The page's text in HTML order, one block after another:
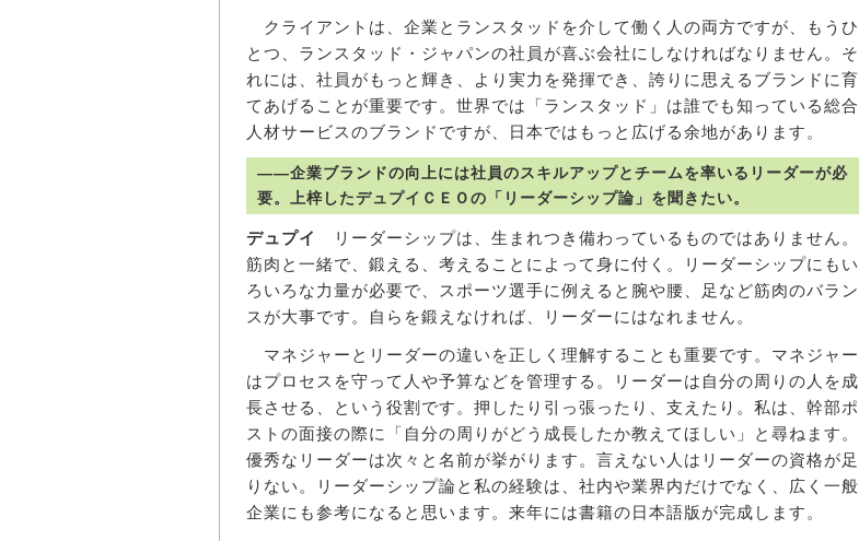
クライアントは、企業とランスタッドを介して働く人の両方ですが、もうひ
とつ、ランスタッド・ジャパンの社員が喜ぶ会社にしなければなりません。そ
れには、社員がもっと輝き、より実力を発揮でき、誇りに思えるブランドに育
てあげることが重要です。世界では「ランスタッド」は誰でも知っている総合
人材サービスのブランドですが、日本ではもっと広げる余地があります。
――企業ブランドの向上には社員のスキルアップとチームを率いるリーダーが必
要。上梓したデュプイＣＥＯの「リーダーシップ論」を聞きたい。
デュプイ
リーダーシップは、生まれつき備わっているものではありません。
筋肉と一緒で、鍛える、考えることによって身に付く。リーダーシップにもい
ろいろな力量が必要で、スポーツ選手に例えると腕や腰、足など筋肉のバラン
スが大事です。自らを鍛えなければ、リーダーにはなれません。
マネジャーとリーダーの違いを正しく理解することも重要です。マネジャー
はプロセスを守って人や予算などを管理する。リーダーは自分の周りの人を成
長させる、という役割です。押したり引っ張ったり、支えたり。私は、幹部ポ
ストの面接の際に「自分の周りがどう成長したか教えてほしい」と尋ねます。
優秀なリーダーは次々と名前が挙がります。言えない人はリーダーの資格が足
りない。リーダーシップ論と私の経験は、社内や業界内だけでなく、広く一般
企業にも参考になると思います。来年には書籍の日本語版が完成します。